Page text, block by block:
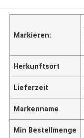
Markieren:
Herkunftsort
Lieferzeit
Markenname
Min Bestellmenge